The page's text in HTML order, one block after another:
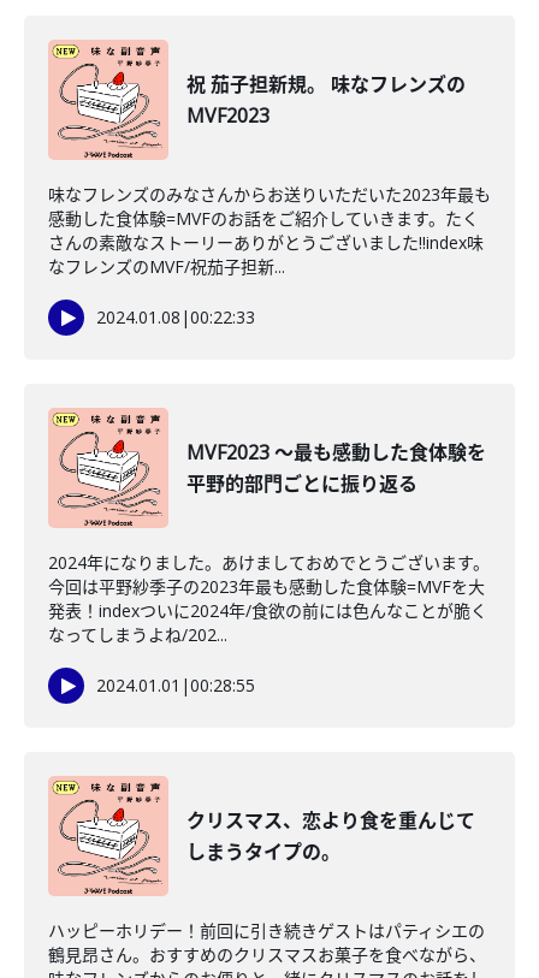
祝 茄子担新規。 味なフレンズの
MVF2023
味なフレンズのみなさんからお送りいただいた2023年最も
感動した食体験=MVFのお話をご紹介していきます。たく
さんの素敵なストーリーありがとうございました!!index味
なフレンズのMVF/祝茄子担新...
2024.01.08 |00:22:33
MVF2023 ～最も感動した食体験を
平野的部門ごとに振り返る
2024年になりました。あけましておめでとうございます。
今回は平野紗季子の2023年最も感動した食体験=MVFを大
発表！indexついに2024年/食欲の前には色んなことが脆く
なってしまうよね/202...
2024.01.01 |00:28:55
クリスマス、恋より食を重んじて
しまうタイプの。
ハッピーホリデー！前回に引き続きゲストはパティシエの
鶴見昂さん。おすすめのクリスマスお菓子を食べながら、